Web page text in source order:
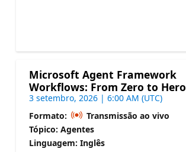
Microsoft Agent Framework
Workflows: From Zero to Hero
3 setembro, 2026 | 6:00 AM (UTC)
Formato:
Transmissão ao vivo
Tópico: Agentes
Linguagem: Inglês